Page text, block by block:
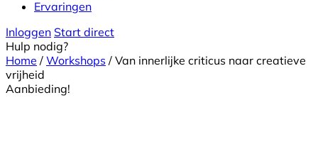
Ervaringen
Inloggen Start direct
Hulp nodig?
Home / Workshops / Van innerlijke criticus naar creatieve
vrijheid
Aanbieding!